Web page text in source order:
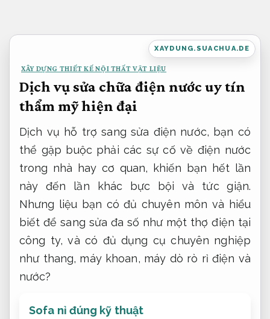
nội
XAYDUNG.SUACHUA.DE
XÂY DỰNG THIẾT KẾ NỘI THẤT VẬT LIỆU
Dịch vụ sửa chữa điện nước uy tín
thẩm mỹ hiện đại
Dịch vụ hỗ trợ sang sửa điện nước, bạn có
thể gặp buộc phải các sự cố về điện nước
trong nhà hay cơ quan, khiến bạn hết lần
này đến lần khác bực bội và tức giận.
Nhưng liệu bạn có đủ chuyên môn và hiểu
biết để sang sửa đa số như một thợ điện tại
công ty, và có đủ dụng cụ chuyên nghiệp
như thang, máy khoan, máy dò rò rỉ điện và
nước?
Sofa nỉ đúng kỹ thuật